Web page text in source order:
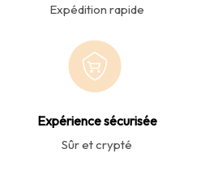
Expédition rapide
Expérience sécurisée
Sûr et crypté